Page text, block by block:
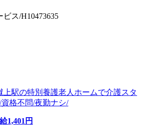
ス/H10473635
上駅の特別養護老人ホームで介護スタ
格不問/夜勤ナシ/
1,401 円